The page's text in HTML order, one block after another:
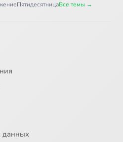
ПятидесятницаВсе темы →
данных